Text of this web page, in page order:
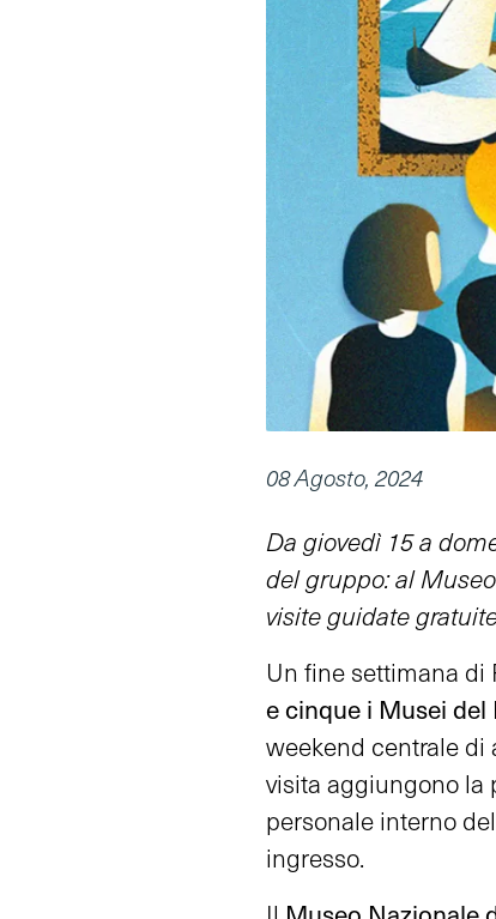
08 Agosto, 2024
Da giovedì 15 a
del gruppo: al
visite guidate
Un fine settimana di
e cinque i Musei del
weekend centrale di
visita aggiungono la
personale interno
ingresso.